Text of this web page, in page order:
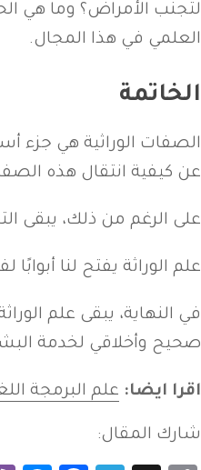
لتجنب الأمراض؟ وما هي
العلمي في هذا المجال.
الخاتمة
الصفات الوراثية هي جزء
عن كيفية انتقال هذه
على الرغم من ذلك، يبقى
علم الوراثة يفتح لنا
في النهاية، يبقى علم
صحيح وأخلاقي لخدمة
اقرا ايضا: علم البرمجة
شارك المقال: